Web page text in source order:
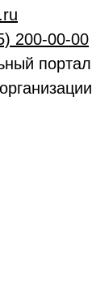
200-00-00
портал